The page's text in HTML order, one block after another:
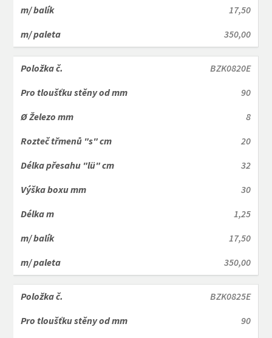
17,50
350,00
BZK0820E
90
8
20
32
30
1,25
17,50
350,00
BZK0825E
90